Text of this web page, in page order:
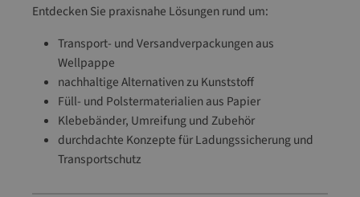
Entdecken Sie praxisnahe Lösungen rund um:
Transport- und Versandverpackungen aus
Wellpappe
nachhaltige Alternativen zu Kunststoff
Füll- und Polstermaterialien aus Papier
Klebebänder, Umreifung und Zubehör
durchdachte Konzepte für Ladungssicherung und
Transportschutz